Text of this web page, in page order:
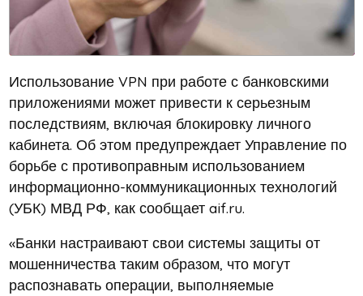
Использование VPN при работе с банковскими
приложениями может привести к серьезным
последствиям, включая блокировку личного
кабинета. Об этом предупреждает Управление по
борьбе с противоправным использованием
информационно-коммуникационных технологий
(УБК) МВД РФ, как сообщает aif.ru.
«Банки настраивают свои системы защиты от
мошенничества таким образом, что могут
распознавать операции, выполняемые